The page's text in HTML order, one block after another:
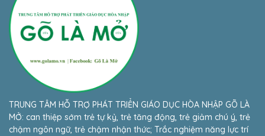
TRUNG TÂM HỖ TRỢ PHÁT TRIỂN GIÁO DỤC HÒA NHẬP GÕ LÀ
MỞ: can thiệp sớm trẻ tự kỷ, trẻ tăng động, trẻ giảm chú ý, trẻ
chậm ngôn ngữ, trẻ chậm nhận thức; Trắc nghiệm năng lực trí